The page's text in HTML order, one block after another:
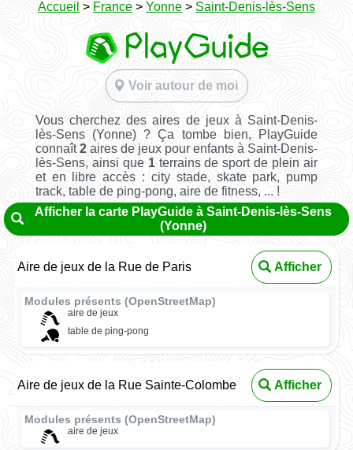
Accueil > France > Yonne > Saint-Denis-lès-Sens
Voir autour de moi
Vous cherchez des aires de jeux à Saint-Denis-
lès-Sens (Yonne) ? Ça tombe bien, PlayGuide
connaît2aires de jeux pour enfants à Saint-Denis-
lès-Sens, ainsi que 1terrains de sport de plein air
et en libre accès : city stade, skate park, pump
track, table de ping-pong, aire de fitness, ... !
Afficher la carte PlayGuide à Saint-Denis-lès-Sens
(Yonne)
Aire de jeux de la Rue de Paris Afficher
Modules présents (OpenStreetMap)
aire de jeux
table de ping-pong
Aire de jeux de la Rue Sainte-Colombe Afficher
Modules présents (OpenStreetMap)
aire de jeux